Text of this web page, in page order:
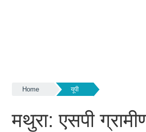
Home यूपी
मथुरा: एसपी